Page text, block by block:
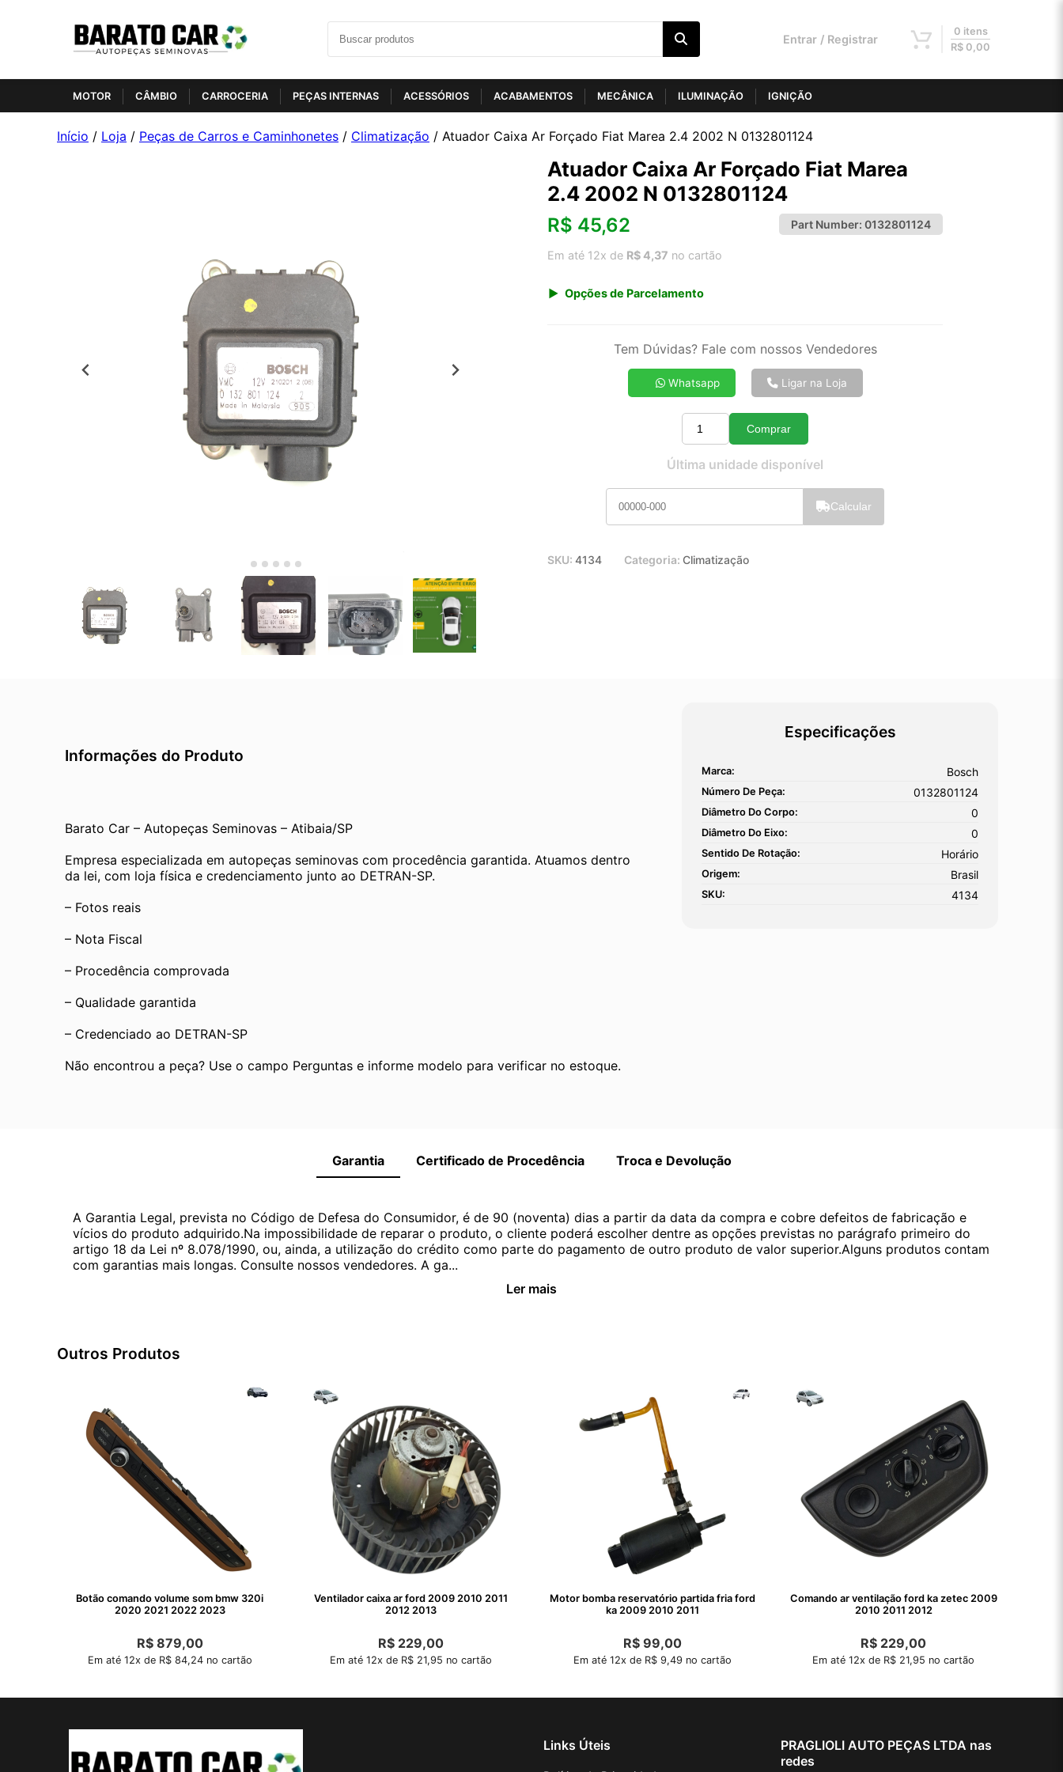
Entrar / Registrar
0 itens
R$ 0,00
MOTOR CÂMBIO CARROCERIA PEÇAS INTERNAS ACESSÓRIOS ACABAMENTOS MECÂNICA ILUMINAÇÃO IGNIÇÃO
Início / Loja / Peças de Carros e Caminhonetes / Climatização / Atuador Caixa Ar Forçado Fiat Marea 2.4 2002 N 0132801124
Atuador Caixa Ar Forçado Fiat Marea
2.4 2002 N 0132801124
R$ 45,62 Part Number: 0132801124
Em até 12x de R$ 4,37 no cartão
Opções de Parcelamento
8x de R$ 6,38
10x de R$ 5,17
12x de R$ 4,37
Tem Dúvidas? Fale com nossos Vendedores
Whatsapp Ligar na Loja
Quantidade
Comprar
Última unidade disponível
Calcular
SKU: 4134 Categoria: Climatização
Informações do Produto
Barato Car – Autopeças Seminovas – Atibaia/SP
Empresa especializada em autopeças seminovas com procedência garantida. Atuamos dentro
da lei, com loja física e credenciamento junto ao DETRAN-SP.
– Fotos reais
– Nota Fiscal
– Procedência comprovada
– Qualidade garantida
– Credenciado ao DETRAN-SP
Não encontrou a peça? Use o campo Perguntas e informe modelo para verificar no estoque.
Especificações
Marca: Bosch
Número De Peça: 0132801124
Diâmetro Do Corpo: 0
Diâmetro Do Eixo: 0
Sentido De Rotação: Horário
Origem: Brasil
SKU: 4134
Garantia Certificado de Procedência Troca e Devolução
A Garantia Legal, prevista no Código de Defesa do Consumidor, é de 90 (noventa) dias a partir da data da compra e cobre defeitos de fabricação e
vícios do produto adquirido.Na impossibilidade de reparar o produto, o cliente poderá escolher dentre as opções previstas no parágrafo primeiro do
artigo 18 da Lei nº 8.078/1990, ou, ainda, a utilização do crédito como parte do pagamento de outro produto de valor superior.Alguns produtos contam
com garantias mais longas. Consulte nossos vendedores. A ga...
Ler mais
Outros Produtos
Botão comando volume som bmw 320i
2020 2021 2022 2023
R$879,00
Em até 12x de R$ 84,24 no cartão
Ventilador caixa ar ford 2009 2010 2011
2012 2013
R$ 229,00
Em até 12x de R$ 21,95 no cartão
Motor bomba reservatório partida fria ford
ka 2009 2010 2011
R$99,00
Em até 12x de R$ 9,49 no cartão
Comando ar ventilação ford ka zetec 2009
2010 2011 2012
R$ 229,00
Em até 12x de R$ 21,95 no cartão
Links Úteis
PRAGLIOLI AUTO PEÇAS LTDA nas
redes